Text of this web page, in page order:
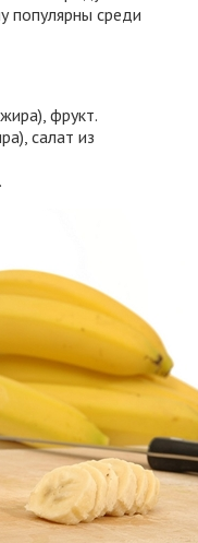
популярны среди
фрукт.
салат из